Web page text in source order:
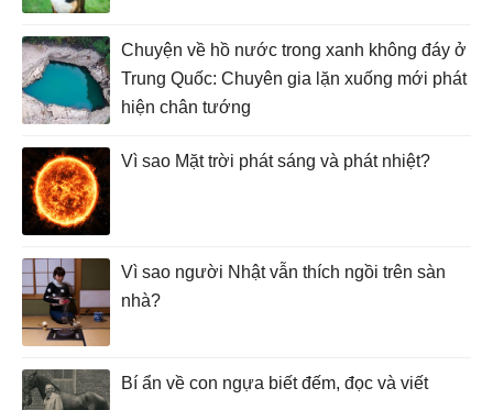
Chuyện về hồ nước trong xanh không đáy ở
Trung Quốc: Chuyên gia lặn xuống mới phát
hiện chân tướng
Vì sao Mặt trời phát sáng và phát nhiệt?
Vì sao người Nhật vẫn thích ngồi trên sàn
nhà?
Bí ẩn về con ngựa biết đếm, đọc và viết